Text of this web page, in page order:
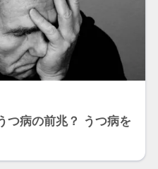
つ病の前兆？ うつ病を